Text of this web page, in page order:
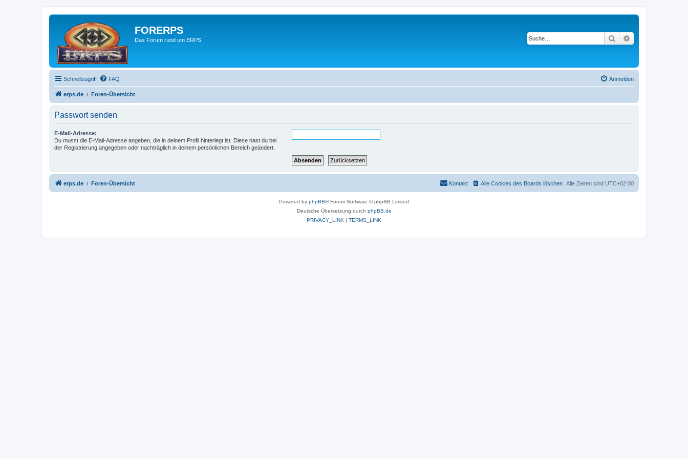
FORERPS
Das Forum rund um ERPS Suche
Schnellzugriff FAQ Anmelden
erps.de Foren-Übersicht
Passwort senden
E-Mail-Adresse:
Du musst die E-Mail-Adresse angeben, die in deinem Profil hinterlegt ist. Diese hast du bei
der Registrierung angegeben oder nachträglich in deinem persönlichen Bereich geändert.
erps.de Foren-Übersicht Alle Zeiten sind UTC+02:00
Alle Cookies des Boards löschen
Kontakt
Powered by phpBB® Forum Software © phpBB Limited
Deutsche Übersetzung durch phpBB.de
PRIVACY_LINK | TERMS_LINK